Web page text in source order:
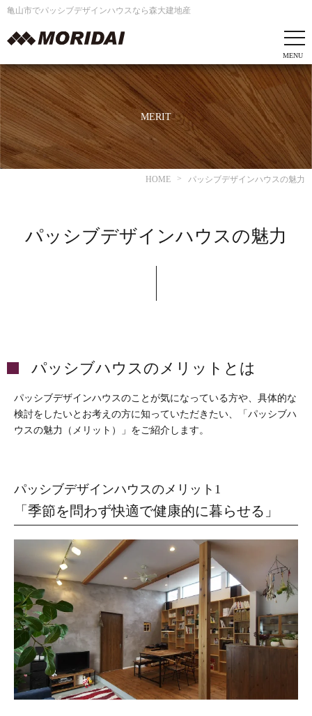
亀山市でパッシブデザインハウスなら森大建地産
MERIT
HOME パッシブデザインハウスの魅力
パッシブデザインハウスの魅力
パッシブハウスのメリットとは
パッシブデザインハウスのことが気になっている方や、具体的な
検討をしたいとお考えの方に知っていただきたい、「パッシブハ
ウスの魅力（メリット）」をご紹介します。
パッシブデザインハウスのメリット1
「季節を問わず快適で健康的に暮らせる」